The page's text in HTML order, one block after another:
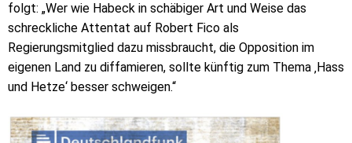
folgt: „Wer wie Habeck in schäbiger Art und Weise das
schreckliche Attentat auf Robert Fico als
Regierungsmitglied dazu missbraucht, die Opposition im
eigenen Land zu diffamieren, sollte künftig zum Thema ‚Hass
und Hetze‘ besser schweigen.“